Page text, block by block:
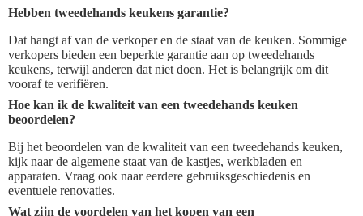
Hebben tweedehands keukens garantie?
Dat hangt af van de verkoper en de staat van de keuken. Sommige
verkopers bieden een beperkte garantie aan op tweedehands
keukens, terwijl anderen dat niet doen. Het is belangrijk om dit
vooraf te verifiëren.
Hoe kan ik de kwaliteit van een tweedehands keuken
beoordelen?
Bij het beoordelen van de kwaliteit van een tweedehands keuken,
kijk naar de algemene staat van de kastjes, werkbladen en
apparaten. Vraag ook naar eerdere gebruiksgeschiedenis en
eventuele renovaties.
Wat zijn de voordelen van het kopen van een